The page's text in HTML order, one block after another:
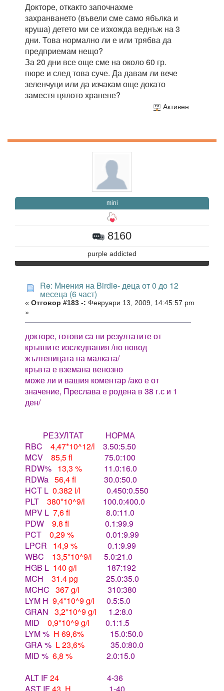
Докторе, откакто започнахме
захранването (въвели сме само ябълка и
круша) детето ми се изхожда веднъж на 3
дни. Това нормално ли е или трябва да
предприемам нещо?
За 20 дни все още сме на около 60 гр.
пюре и след това суче. Да давам ли вече
зеленчуци или да изчакам още докато
заместя цялото хранене?
Активен
mini
8160
purple addicted
Re: Мнения на Birdie- деца от 0 до 12
месеца (6 част)
« Отговор #183 -: Февруари 13, 2009, 14:45:57 pm
»
докторе, готови са ни резултатите от
кръвните изследвания /по повод
жълтеницата на малката/
кръвта е вземана венозно
може ли и вашия коментар /ако е от
значение, Преслава е родена в 38 г.с и 1
ден/
РЕЗУЛТАТ НОРМА
RBC 4,47*10^12/l
3.50:5.50
MCV 85,5 fl 75.0:100
RDW% 13,3 % 11.0:16.0
RDWa 56,4 fl
30.0:50.0
HCT L 0.382 l/l
0.450:0.550
PLT 380*10^9/l
100.0:400.0
MPV L 7,6 fl 8.0:11.0
PDW 9.8 fl 0.1:99.9
PCT 0,29 %
0.01:9.99
LPCR 14,9 % 0.1:9.99
WBC 13,5*10^9/l
5.0:21.0
HGB L 140 g/l 187:192
MCH 31.4 pg 25.0:35.0
MCHC 367 g/l 310:380
LYM H 9,4*10^9 g/l 0.5:5.0
GRAN 3,2*10^9 g/l 1.2:8.0
MID 0,9*10^9 g/l 0.1:1.5
LYM % H 69,6% 15.0:50.0
GRA % L 23,6% 35.0:80.0
MID % 6,8 %
2.0:15.0
ALT IF24 4-36